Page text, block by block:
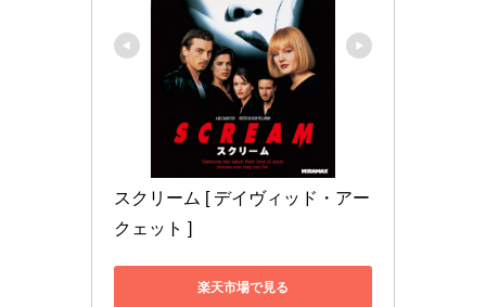
スクリーム [ デイヴィッド・アー
クェット ]
楽天市場で見る